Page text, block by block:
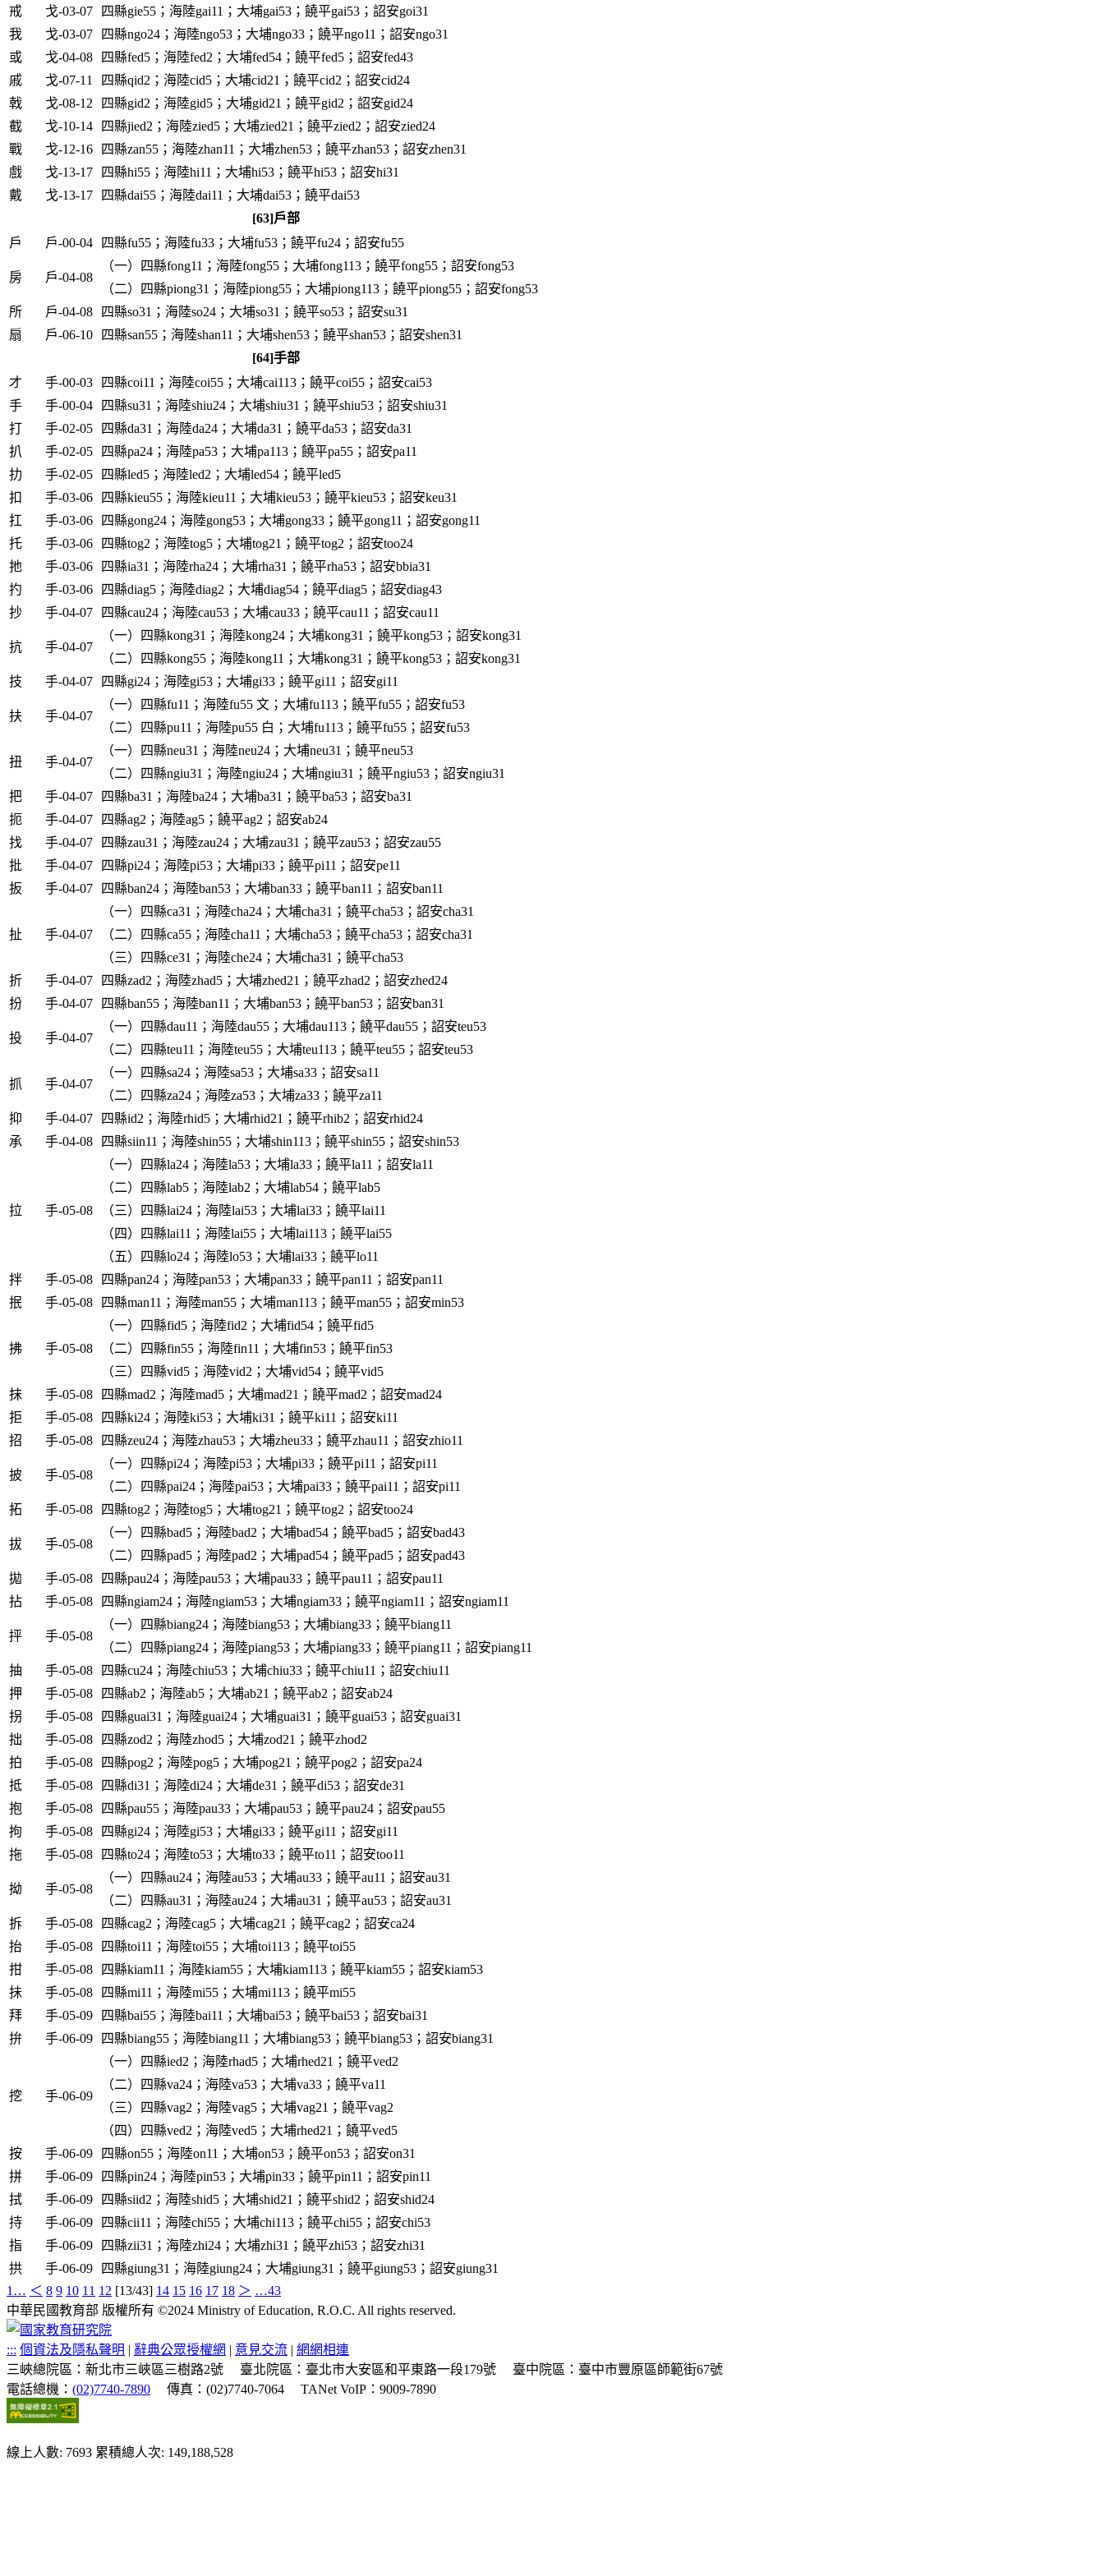
戒
戈-03-07
四縣gie55；海陸gai11；大埔gai53；饒平gai53；詔安goi31
我
戈-03-07
四縣ngo24；海陸ngo53；大埔ngo33；饒平ngo11；詔安ngo31
或
戈-04-08
四縣fed5；海陸fed2；大埔fed54；饒平fed5；詔安fed43
戚
戈-07-11
四縣qid2；海陸cid5；大埔cid21；饒平cid2；詔安cid24
戟
戈-08-12
四縣gid2；海陸gid5；大埔gid21；饒平gid2；詔安gid24
截
戈-10-14
四縣jied2；海陸zied5；大埔zied21；饒平zied2；詔安zied24
戰
戈-12-16
四縣zan55；海陸zhan11；大埔zhen53；饒平zhan53；詔安zhen31
戲
戈-13-17
四縣hi55；海陸hi11；大埔hi53；饒平hi53；詔安hi31
戴
戈-13-17
四縣dai55；海陸dai11；大埔dai53；饒平dai53
[63]戶部
戶
戶-00-04 四縣fu55；海陸fu33；大埔fu53；饒平fu24；詔安fu55
房 戶-04-08
（一）四縣fong11；海陸fong55；大埔fong113；饒平fong55；詔安fong53
（二）四縣piong31；海陸piong55；大埔piong113；饒平piong55；詔安fong53
所
戶-04-08
四縣so31；海陸so24；大埔so31；饒平so53；詔安su31
扇
戶-06-10
四縣san55；海陸shan11；大埔shen53；饒平shan53；詔安shen31
[64]手部
才
手-00-03
四縣coi11；海陸coi55；大埔cai113；饒平coi55；詔安cai53
手
手-00-04
四縣su31；海陸shiu24；大埔shiu31；饒平shiu53；詔安shiu31
打
手-02-05
四縣da31；海陸da24；大埔da31；饒平da53；詔安da31
扒
手-02-05
四縣pa24；海陸pa53；大埔pa113；饒平pa55；詔安pa11
扐
手-02-05
四縣led5；海陸led2；大埔led54；饒平led5
扣
手-03-06
四縣kieu55；海陸kieu11；大埔kieu53；饒平kieu53；詔安keu31
扛
手-03-06
四縣gong24；海陸gong53；大埔gong33；饒平gong11；詔安gong11
托
手-03-06
四縣tog2；海陸tog5；大埔tog21；饒平tog2；詔安too24
扡
手-03-06
四縣ia31；海陸rha24；大埔rha31；饒平rha53；詔安bbia31
扚
手-03-06
四縣diag5；海陸diag2；大埔diag54；饒平diag5；詔安diag43
抄
手-04-07 四縣cau24；海陸cau53；大埔cau33；饒平cau11；詔安cau11
抗 手-04-07
（一）四縣kong31；海陸kong24；大埔kong31；饒平kong53；詔安kong31
（二）四縣kong55；海陸kong11；大埔kong31；饒平kong53；詔安kong31
技
手-04-07 四縣gi24；海陸gi53；大埔gi33；饒平gi11；詔安gi11
扶 手-04-07
（一）四縣fu11；海陸fu55 文；大埔fu113；饒平fu55；詔安fu53
（二）四縣pu11；海陸pu55 白；大埔fu113；饒平fu55；詔安fu53
扭 手-04-07
（一）四縣neu31；海陸neu24；大埔neu31；饒平neu53
（二）四縣ngiu31；海陸ngiu24；大埔ngiu31；饒平ngiu53；詔安ngiu31
把
手-04-07
四縣ba31；海陸ba24；大埔ba31；饒平ba53；詔安ba31
扼
手-04-07
四縣ag2；海陸ag5；饒平ag2；詔安ab24
找
手-04-07
四縣zau31；海陸zau24；大埔zau31；饒平zau53；詔安zau55
批
手-04-07
四縣pi24；海陸pi53；大埔pi33；饒平pi11；詔安pe11
扳
手-04-07 四縣ban24；海陸ban53；大埔ban33；饒平ban11；詔安ban11
扯 手-04-07
（一）四縣ca31；海陸cha24；大埔cha31；饒平cha53；詔安cha31
（二）四縣ca55；海陸cha11；大埔cha53；饒平cha53；詔安cha31
（三）四縣ce31；海陸che24；大埔cha31；饒平cha53
折
手-04-07
四縣zad2；海陸zhad5；大埔zhed21；饒平zhad2；詔安zhed24
扮
手-04-07 四縣ban55；海陸ban11；大埔ban53；饒平ban53；詔安ban31
投 手-04-07
（一）四縣dau11；海陸dau55；大埔dau113；饒平dau55；詔安teu53
（二）四縣teu11；海陸teu55；大埔teu113；饒平teu55；詔安teu53
抓 手-04-07
（一）四縣sa24；海陸sa53；大埔sa33；詔安sa11
（二）四縣za24；海陸za53；大埔za33；饒平za11
抑
手-04-07
四縣id2；海陸rhid5；大埔rhid21；饒平rhib2；詔安rhid24
承
手-04-08 四縣siin11；海陸shin55；大埔shin113；饒平shin55；詔安shin53
拉 手-05-08
（一）四縣la24；海陸la53；大埔la33；饒平la11；詔安la11
（二）四縣lab5；海陸lab2；大埔lab54；饒平lab5
（三）四縣lai24；海陸lai53；大埔lai33；饒平lai11
（四）四縣lai11；海陸lai55；大埔lai113；饒平lai55
（五）四縣lo24；海陸lo53；大埔lai33；饒平lo11
拌
手-05-08
四縣pan24；海陸pan53；大埔pan33；饒平pan11；詔安pan11
抿
手-05-08 四縣man11；海陸man55；大埔man113；饒平man55；詔安min53
拂 手-05-08
（一）四縣fid5；海陸fid2；大埔fid54；饒平fid5
（二）四縣fin55；海陸fin11；大埔fin53；饒平fin53
（三）四縣vid5；海陸vid2；大埔vid54；饒平vid5
抹
手-05-08
四縣mad2；海陸mad5；大埔mad21；饒平mad2；詔安mad24
拒
手-05-08
四縣ki24；海陸ki53；大埔ki31；饒平ki11；詔安ki11
招
手-05-08 四縣zeu24；海陸zhau53；大埔zheu33；饒平zhau11；詔安zhio11
披 手-05-08
（一）四縣pi24；海陸pi53；大埔pi33；饒平pi11；詔安pi11
（二）四縣pai24；海陸pai53；大埔pai33；饒平pai11；詔安pi11
拓
手-05-08 四縣tog2；海陸tog5；大埔tog21；饒平tog2；詔安too24
拔 手-05-08
（一）四縣bad5；海陸bad2；大埔bad54；饒平bad5；詔安bad43
（二）四縣pad5；海陸pad2；大埔pad54；饒平pad5；詔安pad43
拋
手-05-08
四縣pau24；海陸pau53；大埔pau33；饒平pau11；詔安pau11
拈
手-05-08 四縣ngiam24；海陸ngiam53；大埔ngiam33；饒平ngiam11；詔安ngiam11
抨 手-05-08
（一）四縣biang24；海陸biang53；大埔biang33；饒平biang11
（二）四縣piang24；海陸piang53；大埔piang33；饒平piang11；詔安piang11
抽
手-05-08
四縣cu24；海陸chiu53；大埔chiu33；饒平chiu11；詔安chiu11
押
手-05-08
四縣ab2；海陸ab5；大埔ab21；饒平ab2；詔安ab24
拐
手-05-08
四縣guai31；海陸guai24；大埔guai31；饒平guai53；詔安guai31
拙
手-05-08
四縣zod2；海陸zhod5；大埔zod21；饒平zhod2
拍
手-05-08
四縣pog2；海陸pog5；大埔pog21；饒平pog2；詔安pa24
抵
手-05-08
四縣di31；海陸di24；大埔de31；饒平di53；詔安de31
抱
手-05-08
四縣pau55；海陸pau33；大埔pau53；饒平pau24；詔安pau55
拘
手-05-08
四縣gi24；海陸gi53；大埔gi33；饒平gi11；詔安gi11
拖
手-05-08 四縣to24；海陸to53；大埔to33；饒平to11；詔安too11
拗 手-05-08
（一）四縣au24；海陸au53；大埔au33；饒平au11；詔安au31
（二）四縣au31；海陸au24；大埔au31；饒平au53；詔安au31
拆
手-05-08
四縣cag2；海陸cag5；大埔cag21；饒平cag2；詔安ca24
抬
手-05-08
四縣toi11；海陸toi55；大埔toi113；饒平toi55
拑
手-05-08
四縣kiam11；海陸kiam55；大埔kiam113；饒平kiam55；詔安kiam53
抺
手-05-08
四縣mi11；海陸mi55；大埔mi113；饒平mi55
拜
手-05-09
四縣bai55；海陸bai11；大埔bai53；饒平bai53；詔安bai31
拚
手-06-09 四縣biang55；海陸biang11；大埔biang53；饒平biang53；詔安biang31
挖 手-06-09
（一）四縣ied2；海陸rhad5；大埔rhed21；饒平ved2
（二）四縣va24；海陸va53；大埔va33；饒平va11
（三）四縣vag2；海陸vag5；大埔vag21；饒平vag2
（四）四縣ved2；海陸ved5；大埔rhed21；饒平ved5
按
手-06-09
四縣on55；海陸on11；大埔on53；饒平on53；詔安on31
拼
手-06-09
四縣pin24；海陸pin53；大埔pin33；饒平pin11；詔安pin11
拭
手-06-09
四縣siid2；海陸shid5；大埔shid21；饒平shid2；詔安shid24
持
手-06-09
四縣cii11；海陸chi55；大埔chi113；饒平chi55；詔安chi53
指
手-06-09
四縣zii31；海陸zhi24；大埔zhi31；饒平zhi53；詔安zhi31
拱
手-06-09
四縣giung31；海陸giung24；大埔giung31；饒平giung53；詔安giung31
1… ＜ 8 9 10 11 12 [13/43] 14 15 16 17 18 ＞ …43
中華民國教育部 版權所有 ©2024 Ministry of Education, R.O.C. All rights reserved.
::: 個資法及隱私聲明 | 辭典公眾授權網 | 意見交流 | 網網相連
三峽總院區：新北市三峽區三樹路2號
臺北院區：臺北市大安區和平東路一段179號
臺中院區：臺中市豐原區師範街67號
電話總機： (02)7740-7890 傳真：(02)7740-7064 TANet VoIP：9009-7890
線上人數: 7693 累積總人次: 149,188,528